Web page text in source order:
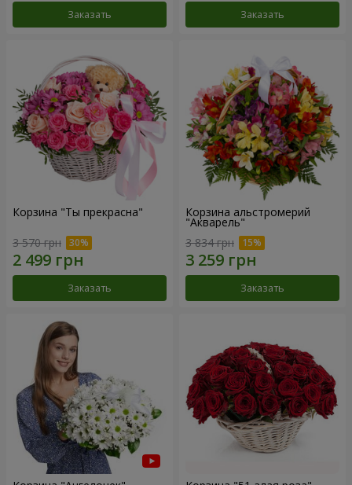
Заказать Заказать
Корзина "Ты прекрасна"
3 570 грн
Заказать
Корзина альстромерий
"Акварель"
3 834 грн
Заказать